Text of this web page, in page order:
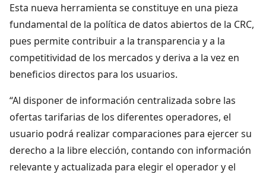
Esta nueva herramienta se constituye en una pieza
fundamental de la política de datos abiertos de la CRC,
pues permite contribuir a la transparencia y a la
competitividad de los mercados y deriva a la vez en
beneficios directos para los usuarios.
“Al disponer de información centralizada sobre las
ofertas tarifarias de los diferentes operadores, el
usuario podrá realizar comparaciones para ejercer su
derecho a la libre elección, contando con información
relevante y actualizada para elegir el operador y el